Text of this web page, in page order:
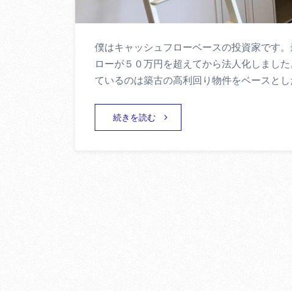
僕はキャッシュフローベースの投資家です
ローが５０万円を超えてから法人化しまし
ているのは築古の高利回り物件をベースと
続きを読む